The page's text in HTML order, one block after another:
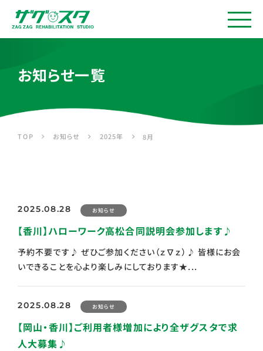
お知らせ一覧
TOP お知らせ 2025年 8月
2025.08.28 お知らせ
【香川】ハローワーク高松合同説明会参加します♪
予約不要です♪ ぜひご参加ください（ｚ∇ｚ）♪ 皆様にお会
いできることを心より楽しみにしております★...
2025.08.28 お知らせ
【岡山・香川】ご利用者様増加により全ザグスタで求
人大募集♪